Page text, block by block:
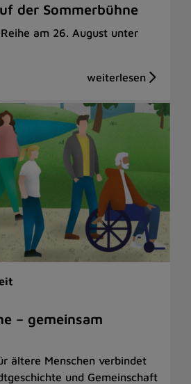
der Sommerbühne
am 26. August unter
– gemeinsam
ältere Menschen verbindet
und Gemeinschaft